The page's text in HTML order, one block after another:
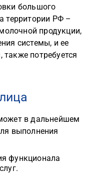
большого
территории РФ –
продукции,
системы, и ее
потребуется
в дальнейшем
выполнения
функционала